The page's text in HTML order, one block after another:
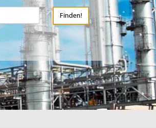
Finden!